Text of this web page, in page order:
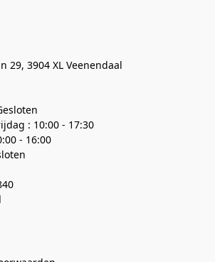
29, 3904 XL Veenendaal
: 10:00 - 17:30
- 16:00